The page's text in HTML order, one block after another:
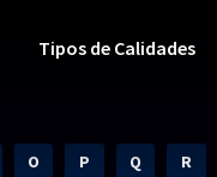
Tipos de Calidades
O P Q R